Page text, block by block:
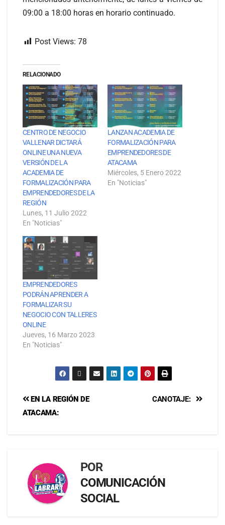
09:00 a 18:00 horas en horario continuado.
Post Views: 78
RELACIONADO
CENTRO DE NEGOCIO
VALLENAR DICTARÁ
ONLINE UNA NUEVA
VERSIÓN DE LA
ACADEMIA DE
FORMALIZACIÓN PARA
EMPRENDEDORES DE LA
REGIÓN
Lunes, 11 Julio 2022
En "Noticias"
LANZAN ACADEMIA DE
FORMALIZACIÓN PARA
EMPRENDEDORES DE
ATACAMA
Miércoles, 5 Enero 2022
En "Noticias"
EMPRENDEDORES
PODRÁN APRENDER A
FORMALIZAR SU
NEGOCIO CON TALLERES
ONLINE
Jueves, 16 Marzo 2023
En "Noticias"
CANOTAJE:
EN LA REGIÓN DE
ATACAMA:
POR
COMUNICACIÓN
SOCIAL